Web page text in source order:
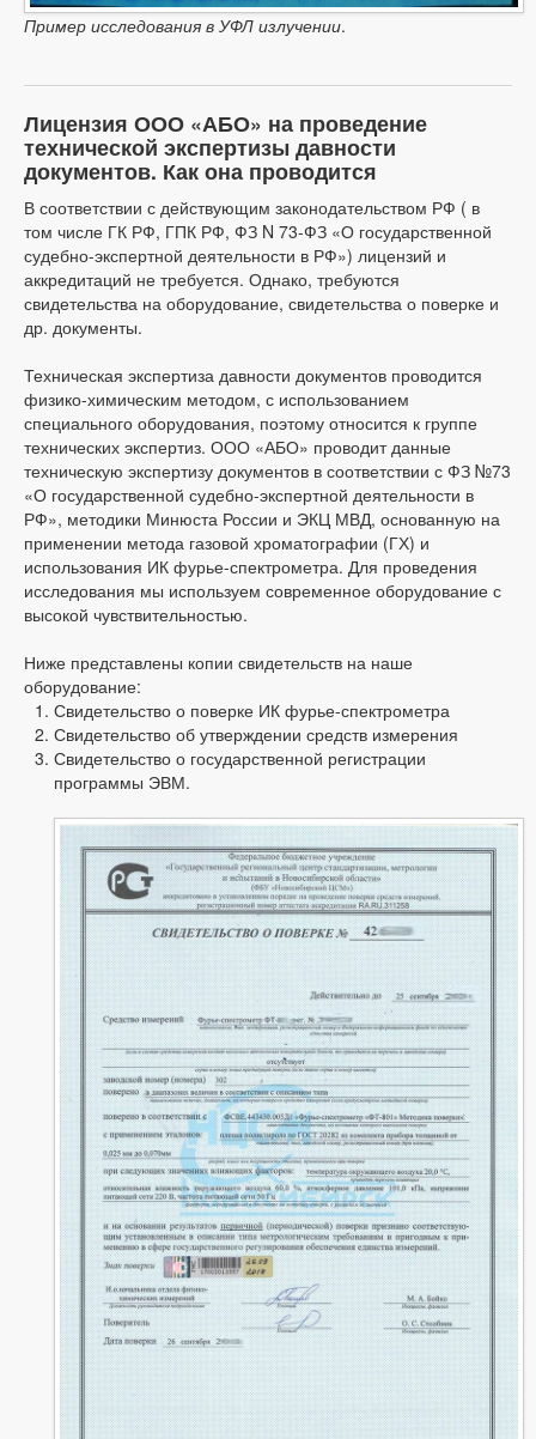
Пример исследования в УФЛ излучении.
Лицензия ООО «АБО» на проведение
технической экспертизы давности
документов. Как она проводится
В соответствии с действующим законодательством РФ ( в
том числе ГК РФ, ГПК РФ, ФЗ N 73-ФЗ «О государственной
судебно-экспертной деятельности в РФ») лицензий и
аккредитаций не требуется. Однако, требуются
свидетельства на оборудование, свидетельства о поверке и
др. документы.
Техническая экспертиза давности документов проводится
физико-химическим методом, с использованием
специального оборудования, поэтому относится к группе
технических экспертиз. ООО «АБО» проводит данные
техническую экспертизу документов в соответствии с ФЗ №73
«О государственной судебно-экспертной деятельности в
РФ», методики Минюста России и ЭКЦ МВД, основанную на
применении метода газовой хроматографии (ГХ) и
использования ИК фурье-спектрометра. Для проведения
исследования мы используем современное оборудование с
высокой чувствительностью.
Ниже представлены копии свидетельств на наше
оборудование:
Свидетельство о поверке ИК фурье-спектрометра
Свидетельство об утверждении средств измерения
Свидетельство о государственной регистрации
программы ЭВМ.